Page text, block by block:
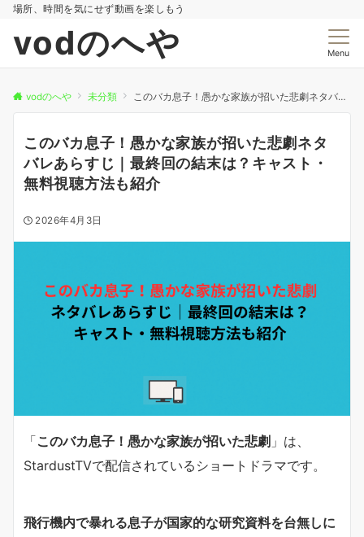
場所、時間を気にせず動画を楽しもう
vodのへや Menu
vodのへや 未分類 このバカ息子！愚かな家族が招いた悲劇ネタバレあらすじ｜最終回の結末は？キャスト・無料視聴方法も紹介
このバカ息子！愚かな家族が招いた悲劇ネタ
バレあらすじ｜最終回の結末は？キャスト・
無料視聴方法も紹介
2026年4月3日
「このバカ息子！愚かな家族が招いた悲劇 」は、
StardustTVで配信されているショートドラマです。
飛行機内で暴れる息子が国家的な研究資料を台無しに